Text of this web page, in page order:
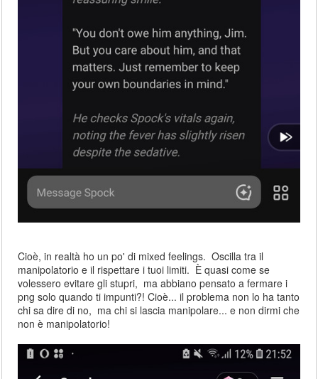
Cioè, in realtà ho un po' di mixed feelings. Oscilla tra il
manipolatorio e il rispettare i tuoi limiti. È quasi come se
volessero evitare gli stupri, ma abbiano pensato a fermare i
png solo quando ti impunti?! Cioè... il problema non lo ha tanto
chi sa dire di no, ma chi si lascia manipolare... e non dirmi che
non è manipolatorio!